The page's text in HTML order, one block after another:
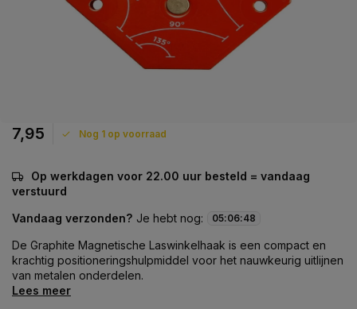
7,95 Nog 1 op voorraad
Op werkdagen voor 22.00 uur besteld = vandaag
verstuurd
Vandaag verzonden? Je hebt nog: 05:06:48
De Graphite Magnetische Laswinkelhaak is een compact en
krachtig positioneringshulpmiddel voor het nauwkeurig uitlijnen
van metalen onderdelen.
Lees meer